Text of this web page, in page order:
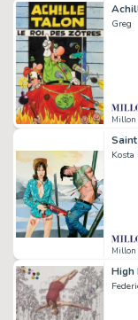
Greg
Millon
Millon